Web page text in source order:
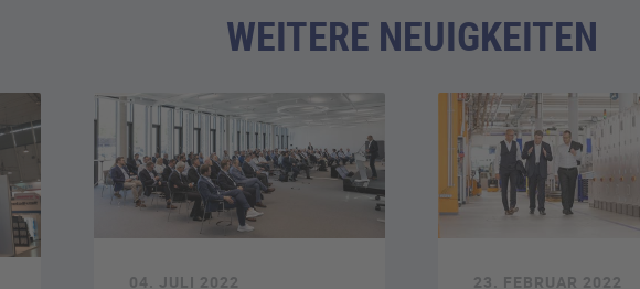
WEITERE NEUIGKEITEN
04. JULI 2022 23. FEBRUAR 2022